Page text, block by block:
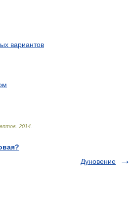
вариантов
2014
Дуновение